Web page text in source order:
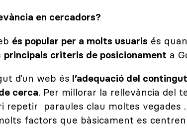
en cercadors?
és popular per a molts usuaris és
principals criteris de posicionament a
d’un web és l’adequació del
cerca. Per millorar la rellevància del
repetir paraules clau moltes vegades
factors que bàsicament es centren